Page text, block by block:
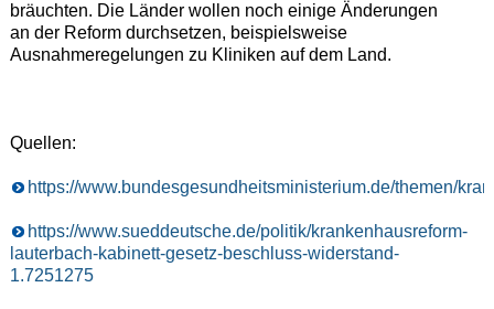
bräuchten. Die Länder wollen noch einige Änderungen
an der Reform durchsetzen, beispielsweise
Ausnahmeregelungen zu Kliniken auf dem Land.
Quellen:
https://www.bundesgesundheitsministerium.de/themen/
https://www.sueddeutsche.de/politik/krankenhausreform-
lauterbach-kabinett-gesetz-beschluss-widerstand-
1.7251275